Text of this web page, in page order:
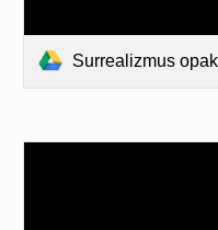
Surrealizmus